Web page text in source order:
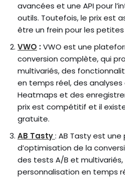
avancées et une API pour
outils. Toutefois, le prix est
être un frein pour les
VWO :VWO est une
conversion complète, qui
multivariés, des
en temps réel, des
Heatmaps et des
prix est compétitif et il
gratuite.
AB Tasty: AB Tasty est
d’optimisation de la
des tests A/B et
personnalisation en temps